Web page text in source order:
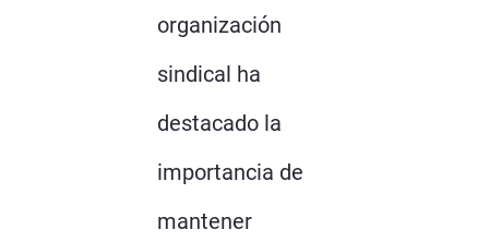
organización
sindical ha
destacado la
importancia de
mantener